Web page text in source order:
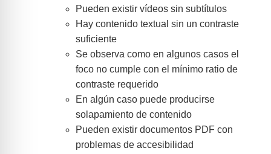
Pueden existir vídeos sin subtítulos
Hay contenido textual sin un contraste
suficiente
Se observa como en algunos casos el
foco no cumple con el mínimo ratio de
contraste requerido
En algún caso puede producirse
solapamiento de contenido
Pueden existir documentos PDF con
problemas de accesibilidad